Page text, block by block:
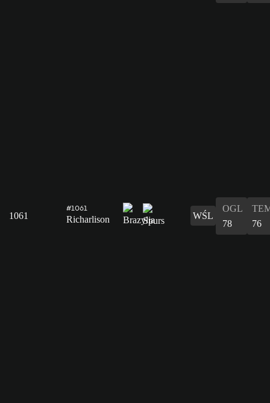
1061
#1061
Richarlison WŚL
OGL
78
76